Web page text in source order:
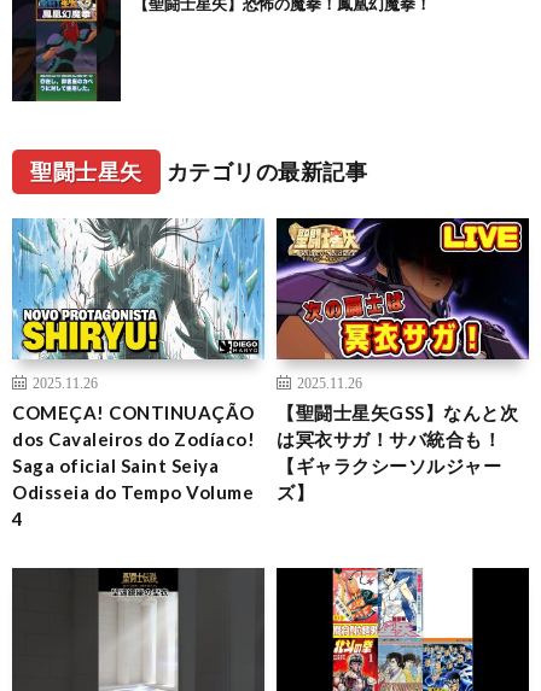
聖闘士星矢 カテゴリの最新記事
2025.11.26
COMEÇA! CONTINUAÇÃO
dos Cavaleiros do Zodíaco!
Saga oficial Saint Seiya
Odisseia do Tempo Volume
4
2025.11.26
【聖闘士星矢GSS】なんと次
は冥衣サガ！サバ統合も！
【ギャラクシーソルジャー
ズ】